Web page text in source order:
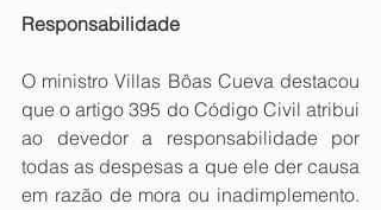
Responsabilidade
O ministro Villas Bôas Cueva destacou
que o artigo 395 do Código Civil atribui
ao devedor a responsabilidade por
todas as despesas a que ele der causa
em razão de mora ou inadimplemento.